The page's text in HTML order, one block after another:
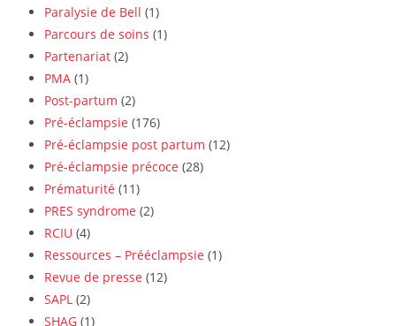
Paralysie de Bell (1)
Parcours de soins (1)
Partenariat (2)
PMA (1)
Post-partum (2)
Pré-éclampsie (176)
Pré-éclampsie post partum (12)
Pré-éclampsie précoce (28)
Prématurité (11)
PRES syndrome (2)
RCIU (4)
Ressources – Prééclampsie (1)
Revue de presse (12)
SAPL (2)
SHAG (1)